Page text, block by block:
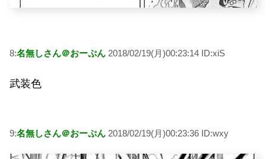
8:名無しさん＠おーぷん 2018/02/19(月)00:23:14 ID:xiS
武装色
9:名無しさん＠おーぷん 2018/02/19(月)00:23:36 ID:wxy